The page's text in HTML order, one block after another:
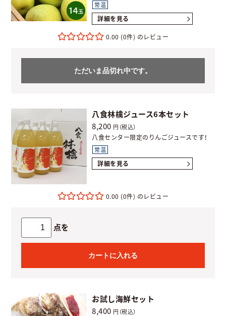
常温
詳細を見る
0.00 (0件)
ただいま品切れ中です。
八食林檎ジュース6本セット
8,200 円（税込）
八食センター限定のりんごジュースです！
常温
詳細を見る
0.00 (0件)
点を
カートに入れる
お試し海鮮セット
8,400 円（税込）